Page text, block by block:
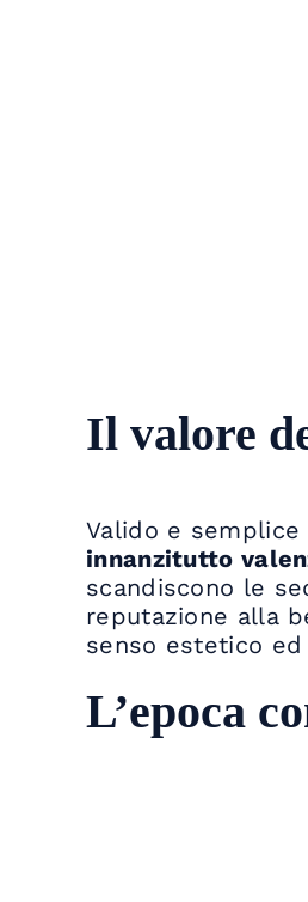
Il valore
Valido e
innanzitutto
scandiscono le
reputazione alla
senso estetico
L’epoca